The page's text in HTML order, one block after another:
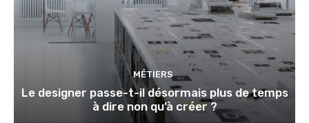
MÉTIERS
Le designer passe-t-il désormais plus de temps
à dire non qu’à créer ?